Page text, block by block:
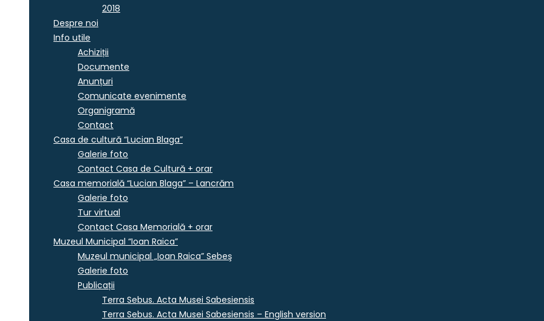
2018
Despre noi
Info utile
Achiziții
Documente
Anunțuri
Comunicate evenimente
Organigramă
Contact
Casa de cultură “Lucian Blaga”
Galerie foto
Contact Casa de Cultură + orar
Casa memorială “Lucian Blaga” – Lancrăm
Galerie foto
Tur virtual
Contact Casa Memorială + orar
Muzeul Municipal “Ioan Raica”
Muzeul municipal „Ioan Raica” Sebeş
Galerie foto
Publicații
Terra Sebus. Acta Musei Sabesiensis
Terra Sebus. Acta Musei Sabesiensis – English version